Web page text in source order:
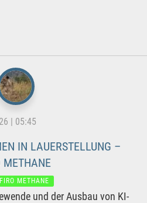
| 05:45
IN LAUERSTELLUNG –
METHANE
METHANE
und der Ausbau von KI-